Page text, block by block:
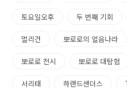
토요일오후 두 번째 기회
멀리건 뽀로로의 얼음나라
뽀로로 전시 뽀로로 대탐험
서리태 하랜드샌더스